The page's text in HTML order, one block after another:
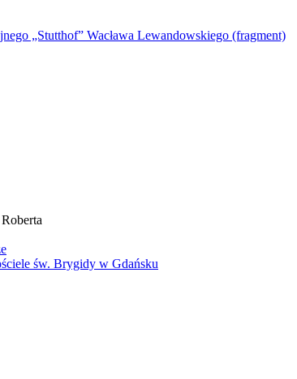
„Stutthof” Wacława Lewandowskiego (fragment)
św. Brygidy w Gdańsku